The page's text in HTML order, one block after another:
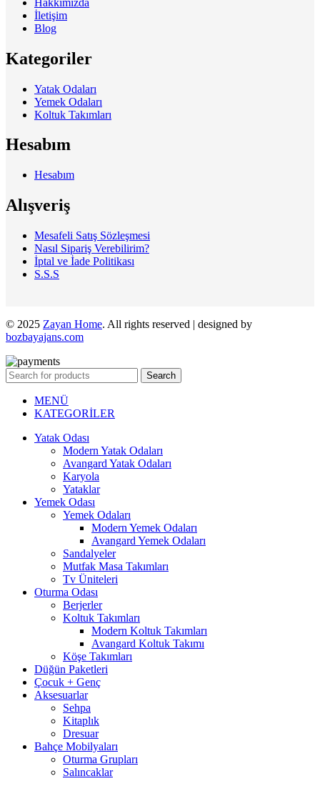
İletişim
Blog
Kategoriler
Yatak Odaları
Yemek Odaları
Koltuk Takımları
Hesabım
Hesabım
Alışveriş
Mesafeli Satış Sözleşmesi
Nasıl Sipariş Verebilirim?
İptal ve İade Politikası
S.S.S
© 2025 Zayan Home. All rights reserved | designed by
bozbayajans.com
Search
MENÜ
KATEGORİLER
Yatak Odası
Modern Yatak Odaları
Avangard Yatak Odaları
Karyola
Yataklar
Yemek Odası
Yemek Odaları
Modern Yemek Odaları
Avangard Yemek Odaları
Sandalyeler
Mutfak Masa Takımları
Tv Üniteleri
Oturma Odası
Berjerler
Koltuk Takımları
Modern Koltuk Takımları
Avangard Koltuk Takımı
Köşe Takımları
Düğün Paketleri
Çocuk + Genç
Aksesuarlar
Sehpa
Kitaplık
Dresuar
Bahçe Mobilyaları
Oturma Grupları
Salıncaklar